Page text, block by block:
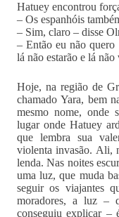
Hatuey encontrou
– Os espanhóis
– Sim, claro – disse
– Então eu não
lá não estarão e lá
Hoje, na região de
chamado Yara, bem
mesmo nome, onde
lugar onde Hatuey
que lembra sua
violenta invasão. Ali,
lenda. Nas noites
uma luz, que muda
seguir os viajantes
moradores, a luz –
conseguiu explicar –